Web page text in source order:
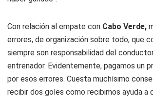
Con relación al empate con Cabo Verde,
errores, de organización sobre todo, que
siempre son responsabilidad del
entrenador. Evidentemente, pagamos un
por esos errores. Cuesta muchísimo
recibir dos goles como recibimos ayuda a